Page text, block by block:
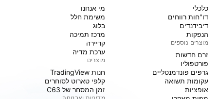
כלכלי
דו"חות רווחים
דיבידנדים
הנפקות
מוצרים נוספים
זרם חדשות
פורטפוליו
גרפים פונדמנטליים
עקומות תשואה
אופציות
מי אנחנו
משימת חלל
בלוג
מרכז תמיכה
קריירה
ערכת מדיה
מוצרים
חנות TradingView
קלפי טארוט לסוחרים
זמן המסחר של C63